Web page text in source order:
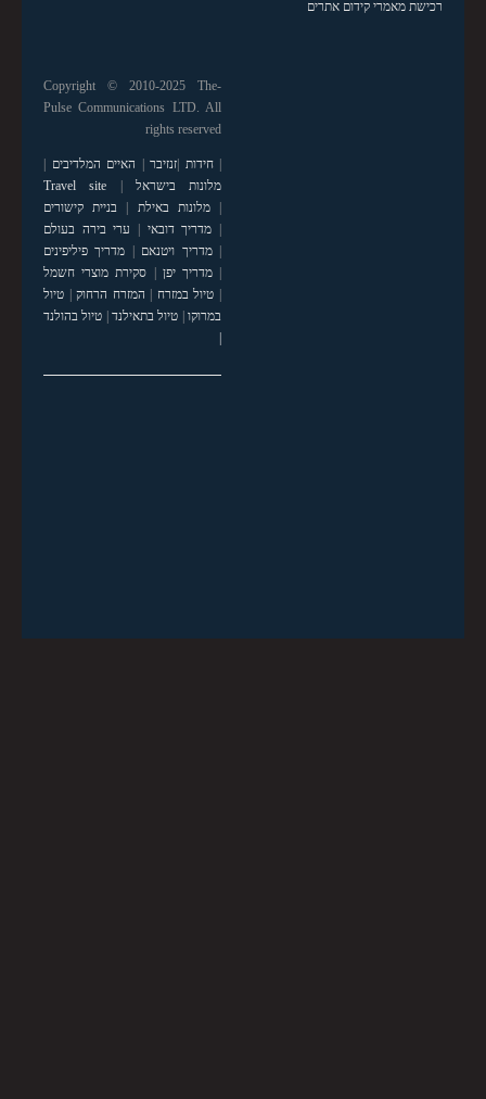
רכישת מאמרי קידום אתרים
Copyright © 2010-2025 The-
Pulse Communications LTD. All
rights reserved
|חידות זנזיבר האיים המלדיבים
מלונות בישראל
Travel site
|מלונות באילת
בניית קישורים
מדריך דובאי
ערי בירה בעולם
|מדריך ויטנאם
מדריך פיליפינים
|מדריך יפן
סקירת מוצרי חשמל
טיול במזרח המזרח הרחוק| טיול
במרוקו| טיול בתאילנד| טיול בהולנד